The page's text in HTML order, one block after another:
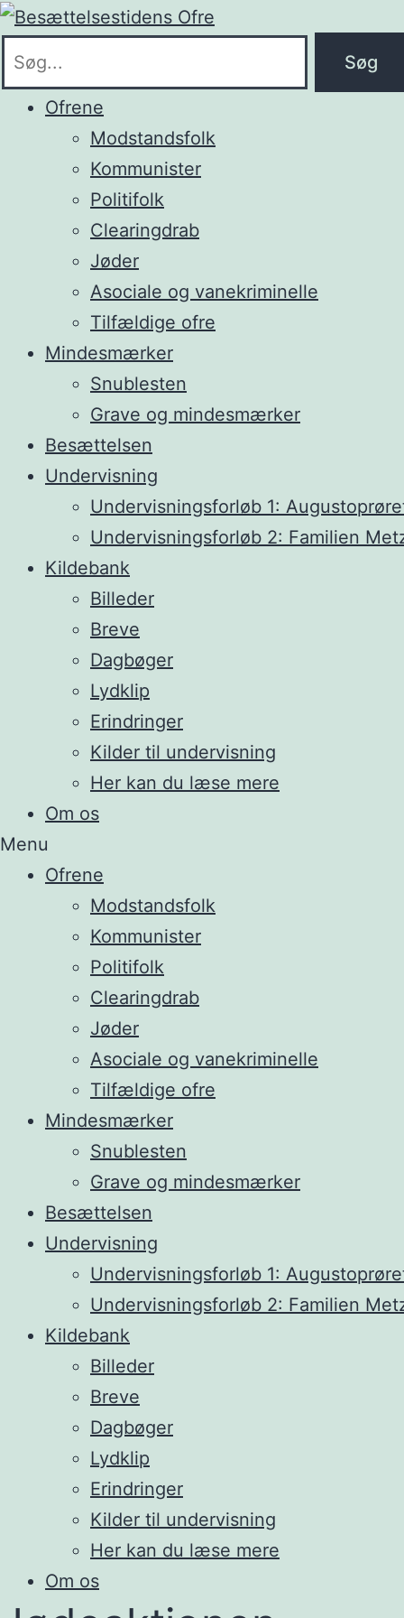
Søg
Ofrene
Modstandsfolk
Kommunister
Politifolk
Clearingdrab
Jøder
Asociale og vanekriminelle
Tilfældige ofre
Mindesmærker
Snublesten
Grave og mindesmærker
Besættelsen
Undervisning
Undervisningsforløb 1:
Undervisningsforløb 2: Familien
Kildebank
Billeder
Breve
Dagbøger
Lydklip
Erindringer
Kilder til undervisning
Her kan du læse mere
Om os
Menu
Ofrene
Modstandsfolk
Kommunister
Politifolk
Clearingdrab
Jøder
Asociale og vanekriminelle
Tilfældige ofre
Mindesmærker
Snublesten
Grave og mindesmærker
Besættelsen
Undervisning
Undervisningsforløb 1:
Undervisningsforløb 2: Familien
Kildebank
Billeder
Breve
Dagbøger
Lydklip
Erindringer
Kilder til undervisning
Her kan du læse mere
Om os